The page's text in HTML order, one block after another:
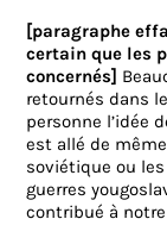
[paragraphe
certain que les
concernés]
retournés dans
personne l’idée
est allé de
soviétique ou les
guerres
contribué à